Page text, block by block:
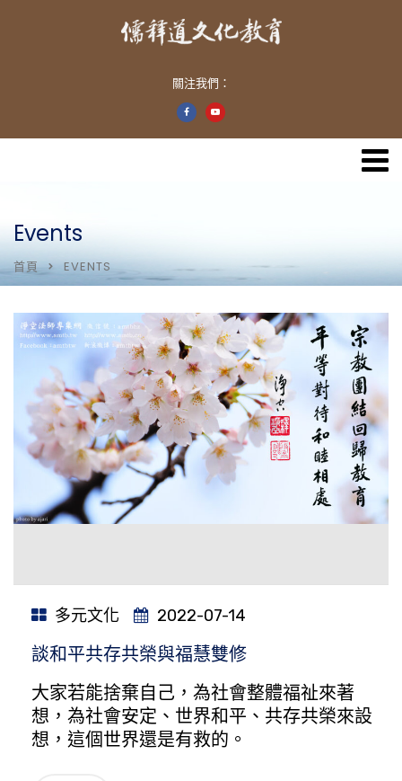
關注我們：
Events
首頁 EVENTS
多元文化 2022-07-14
談和平共存共榮與福慧雙修
大家若能捨棄自己，為社會整體福祉來著
想，為社會安定、世界和平、共存共榮來設
想，這個世界還是有救的。